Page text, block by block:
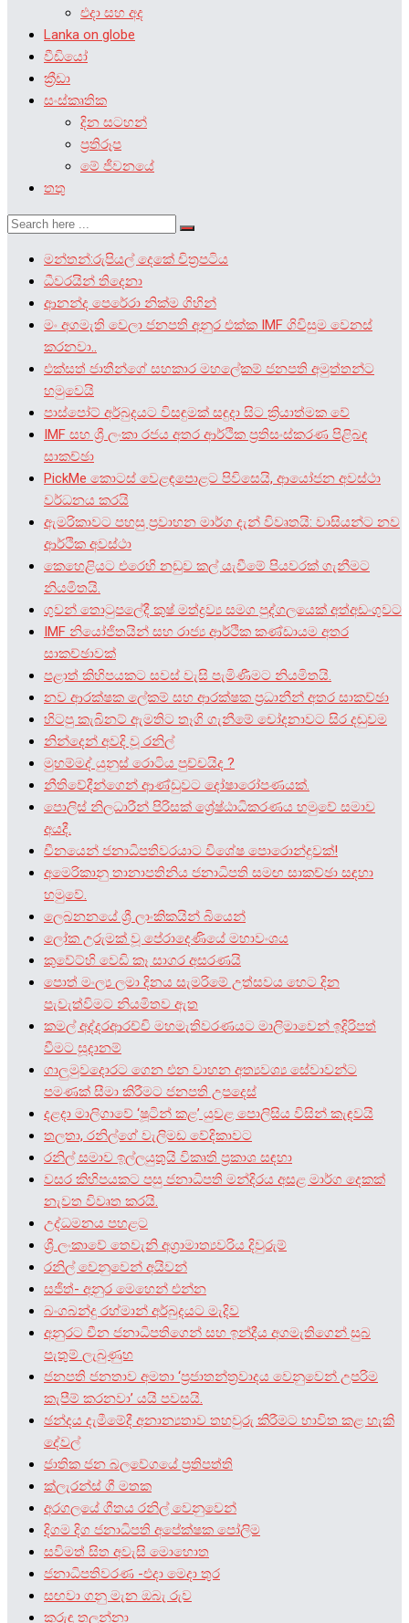
එදා සහ අද
Lanka on globe
වීඩියෝ
ක්‍රීඩා
සංස්කෘතික
දින සටහන්
ප්‍රතිරූප
මේ ජීවනයේ
තතු
මන්තන්:රුපියල් දෙකේ චිත්‍රපටිය
ධීවරයින් තිදෙනා
ආනන්ද පෙරේරා නික්ම ගිහින්
මං අගමැති වෙලා ජනපති අනුර එක්ක IMF ගිවිසුම වෙනස්
කරනවා..
එක්සත් ජාතීන්ගේ සහකාර මහලේකම් ජනපති අමුත්තන්ට
හමුවෙයි
පාස්පෝට් අර්බුදයට විසඳුමක් සඳුදා සිට ක්‍රියාත්මක වේ
IMF සහ ශ්‍රී ලංකා රජය අතර ආර්ථික ප්‍රතිසංස්කරණ පිළිබඳ
සාකච්ඡා
PickMe කොටස් වෙළඳපොළට පිවිසෙයි, ආයෝජන අවස්ථා
වර්ධනය කරයි
ඇමරිකාවට පහසු ප්‍රවාහන මාර්ග දැන් විවෘතයි: වාසියන්ට නව
ආර්ථික අවස්ථා
කෙහෙළියට එරෙහි නඩුව කල් යැවීමේ පියවරක් ගැනීමට
නියමිතයි.
ගුවන් තොටුපලේදී කුෂ් මත්ද්‍රව්‍ය සමග පුද්ගලයෙක් අත්අඩංගුවට
IMF නියෝජිතයින් සහ රාජ්‍ය ආර්ථික කණ්ඩායම අතර
සාකච්ඡාවක්
පළාත් කිහිපයකට සවස් වැසි පැමිණීමට නියමිතයි.
නව ආරක්ෂක ලේකම් සහ ආරක්ෂක ප්‍රධානීන් අතර සාකච්ඡා
හිටපු කැබිනට් ඇමතිට තෑගි ගැනීමේ චෝදනාවට සිර දඬුවම
නින්දෙන් අවදි වූ රනිල්
මුහම්මද් යුනුස් රොටිය පුච්චයිද ?
නීතිවේදීන්ගෙන් ආණ්ඩුවට දෝෂාරෝපණයක්.
පොලිස් නිලධාරීන් පිරිසක් ශ්‍රේෂ්ඨාධිකරණය හමුවේ සමාව
අයදී.
චීනයෙන් ජනාධිපතිවරයාට විශේෂ පොරොන්දුවක්!
අමෙරිකානු තානාපතිනිය ජනාධිපති සමඟ සාකච්ඡා සඳහා
හමුවේ.
ලෙබනනයේ ශ්‍රී ලාංකිකයින් බියෙන්
ලෝක උරුමක් වූ පේරාදෙණියේ මහාවංශය
කුවේට්හි වෙඩි කෑ සාගර අසරණයි
පොත් මංල්‍ය ලමා දිනය සැමරිමේ උත්සවය හෙට දින
පැවැත්විමට නියමිතව ඇත
කමල් අද්දරආරච්චි මහමැතිවරණයට මාලිමාවෙන් ඉදිරිපත්
වීමට සූදානම්
ගාලුමුවදොරට ගෙන එන වාහන අත්‍යවශ්‍ය සේවාවන්ට
පමණක් සීමා කිරීමට ජනපති උපදෙස්
දළදා මාලිගාවේ ‘ෂූටින් කළ’ යුවළ පොලිසිය විසින් කැඳවයි
තලතා, රනිල්ගේ වැලිමඩ වේදිකාවට
රනිල් සමාව ඉල්ලයුතුයි විකෘති ප්‍රකාශ සඳහා
වසර කිහිපයකට පසු ජනාධිපති මන්දිරය අසළ මාර්ග දෙකක්
නැවත විවෘත කරයි.
උද්ධමනය පහළට
ශ්‍රී ලංකාවේ තෙවැනි අග්‍රාමාත්‍යවරිය දිවුරුම්
රනිල් වෙනුවෙන් අයිවන්
සජිත්- අනුර මෙහෙන් එන්න
බංගබන්දු රහ්මාන් අර්බුදයට මැදිව
අනුරට චීන ජනාධිපතිගෙන් සහ ඉන්දීය අගමැතිගෙන් සුබ
පැතුම් ලැබුණුහ
ජනපති ජනතාව අමතා ‘ප්‍රජාතන්ත්‍රවාදය වෙනුවෙන් උපරිම
කැපීම් කරනවා’ යයි පවසයි.
ඡන්දය දැමීමේදී අනාන්‍යතාව තහවුරු කිරීමට භාවිත කළ හැකි
දේවල්
ජාතික ජන බලවේගයේ ප්‍රතිපත්ති
ක්ලැරන්ස් ගී මතක
අරගලයේ ගීතය රනිල් වෙනුවෙන්
දිගම දිග ජනාධිපති අපේක්ෂක පෝලිම
සවිමත් සිත අවැසි මොහොත
ජනාධිපතිවරණ -එදා මෙදා තුර
සඟවා ගනු මැන ඔබැ රුව
කුරුඳු තලන්නා